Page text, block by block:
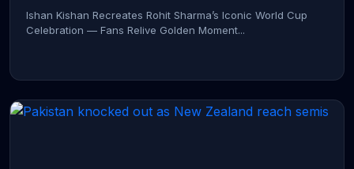
Ishan Kishan Recreates Rohit Sharma’s Iconic World Cup
Celebration — Fans Relive Golden Moment...